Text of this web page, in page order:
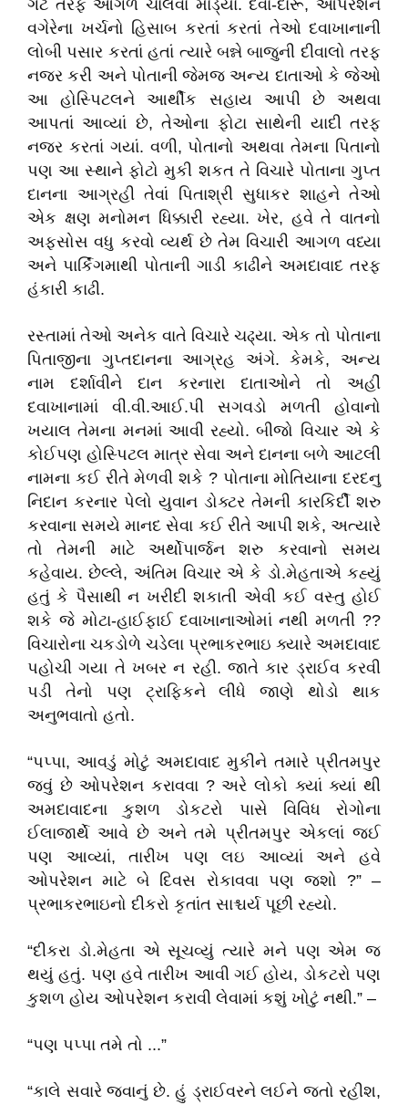
ગેટ તરફ આગળ ચાલવા માંડ્યા. દવા-દારૂ, ઓપરેશન
વગેરેના ખર્ચનો હિસાબ કરતાં કરતાં તેઓ દવાખાનાની
લોબી પસાર કરતાં હતાં ત્યારે બન્ને બાજુની દીવાલો તરફ
નજર કરી અને પોતાની જેમજ અન્ય દાતાઓ કે જેઓ
આ હોસ્પિટલને આર્થીક સહાય આપી છે અથવા
આપતાં આવ્યાં છે, તેઓના ફોટા સાથેની યાદી તરફ
નજર કરતાં ગયાં. વળી, પોતાનો અથવા તેમના પિતાનો
પણ આ સ્થાને ફોટો મુકી શકત તે વિચારે પોતાના ગુપ્ત
દાનના આગ્રહી તેવાં પિતાશ્રી સુધાકર શાહને તેઓ
એક ક્ષણ મનોમન ધિક્કારી રહ્યા. ખેર, હવે તે વાતનો
અફસોસ વધુ કરવો વ્યર્થ છે તેમ વિચારી આગળ વધ્યા
અને પાર્કિંગમાથી પોતાની ગાડી કાઢીને અમદાવાદ તરફ
હંકારી કાઢી.
રસ્તામાં તેઓ અનેક વાતે વિચારે ચઢ્યા. એક તો પોતાના
પિતાજીના ગુપ્તદાનના આગ્રહ અંગે. કેમકે, અન્ય
નામ દર્શાવીને દાન કરનારા દાતાઓને તો અહીં
દવાખાનામાં વી.વી.આઈ.પી સગવડો મળતી હોવાનો
ખયાલ તેમના મનમાં આવી રહ્યો. બીજો વિચાર એ કે
કોઈપણ હોસ્પિટલ માત્ર સેવા અને દાનના બળે આટલી
નામના કઈ રીતે મેળવી શકે ? પોતાના મોતિયાના દરદનુ
નિદાન કરનાર પેલો યુવાન ડોક્ટર તેમની કારકિર્દી શરુ
કરવાના સમયે માનદ સેવા કઈ રીતે આપી શકે, અત્યારે
તો તેમની માટે અર્થોપાર્જન શરુ કરવાનો સમય
કહેવાય. છેલ્લે, અંતિમ વિચાર એ કે ડો.મેહતાએકહ્યું
હતું કે પૈસાથી ન ખરીદી શકાતી એવી કઈ વસ્તુ હોઈ
શકે જે મોટા-હાઈફાઈ દવાખાનાઓમાં નથી મળતી ??
વિચારોના ચકડોળે ચડેલા પ્રભાકરભાઇ ક્યારે અમદાવાદ
પહોચી ગયા તે ખબર ન રહી. જાતે કાર ડ્રાઈવ કરવી
પડી તેનો પણ ટ્રાફિકને લીધે જાણે થોડો થાક
અનુભવાતો હતો.
“પપ્પા, આવડું મોટું અમદાવાદ મુકીને તમારે પ્રીતમપુર
જવું છે ઓપરેશન કરાવવા ? અરે લોકો ક્યાં ક્યાં થી
અમદાવાદના કુશળ ડોકટરો પાસે વિવિધ રોગોના
ઈલાજાર્થે આવે છે અને તમે પ્રીતમપુર એકલાં જઈ
પણ આવ્યાં, તારીખ પણ લઇ આવ્યાં અને હવે
ઓપરેશન માટે બે દિવસ રોકાવવા પણ જશો ?” –
પ્રભાકરભાઇનો દીકરો કૃતાંત સાશ્ચર્ય પૂછી રહ્યો.
“દીકરા ડો.મેહતાએ સૂચવ્યું ત્યારે મને પણ એમ જ
થયું હતું. પણ હવે તારીખ આવી ગઈ હોય, ડોકટરો પણ
કુશળ હોય ઓપરેશન કરાવી લેવામાં કશું ખોટું નથી.” –
“પણ પપ્પા તમે તો ...”
“કાલે સવારે જવાનું છે. હું ડ્રાઈવરને લઈને જતો રહીશ,